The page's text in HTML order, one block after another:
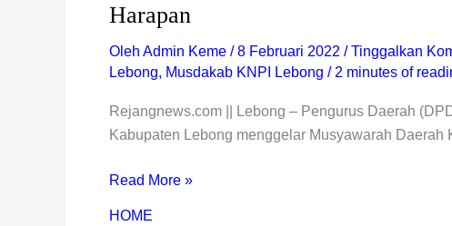
Harapan
Oleh Admin Keme /8 Februari 2022 /Tinggalkan
Lebong, Musdakab KNPI Lebong / 2 minutes of
Rejangnews.com || Lebong – Pengurus Daerah
Kabupaten Lebong menggelar Musyawarah
Read More »
HOME